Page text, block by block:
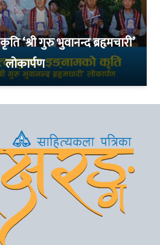
‘श्री गुरु भुवानन्द ब्रहृमचारी’
लोकार्पण